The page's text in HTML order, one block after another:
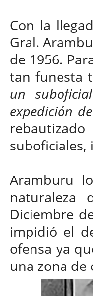
Con la
Gral.
de 1956.
tan funesta
un
expedición
suboficiales,
Aramburu
naturaleza
Diciembre
impidió el
ofensa ya
una zona